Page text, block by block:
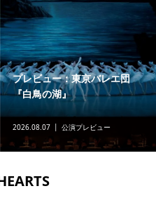
プレビュー：東京バレエ団
『白鳥の湖』
2026.08.07 公演プレビュー